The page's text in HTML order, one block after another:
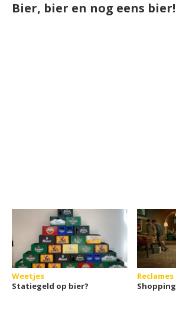
Bier, bier en nog eens bier!
Weetjes
Statiegeld op bier?
Reclames
Shopping